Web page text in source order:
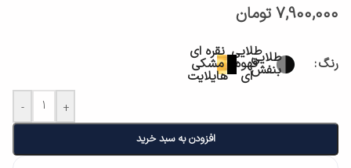
7,900,000 تومان
رنگ طلایی
بنفش
طلایی
قهوه
ای
نقره ای
مشکی
هایلایت
- +
افزودن به سبد خرید